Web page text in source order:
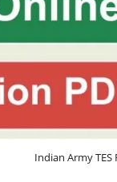
Indian Army